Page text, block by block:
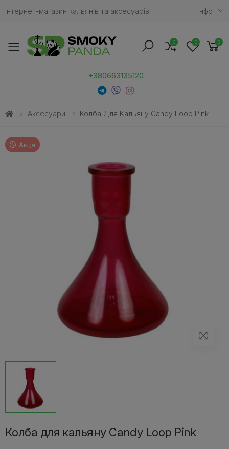
Інтернет-магазин кальянів та аксесуарів Iнфо
Toggle mobile menu
+380663135120
0 0 0
Аксесуари Колба Для Кальяну Сandy Loop Pink
Акція
Колба для кальяну Сandy Loop Pink